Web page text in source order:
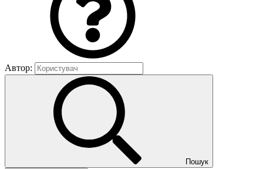
Автор:
Пошук